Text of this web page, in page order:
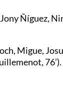
Ñíguez,
Migue,
76’).